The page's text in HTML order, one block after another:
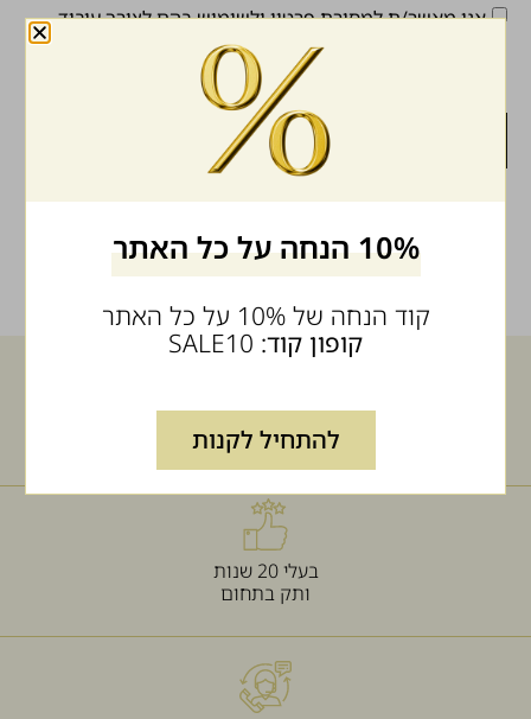
אני מאשר/ת למסירת פרטיי ולשימוש בהם לצורך עיבוד
הזמנה, יצירת קשר ושיפור חוויית השימוש באתר. קראתי ואני
מדיניות הפרטיות
ומאובטחת
בעלי 20 שנות
ותק בתחום
10% הנחה על כל האתר
קוד הנחה של 10% על כל האתר
קופון קוד:
להתחיל לקנות